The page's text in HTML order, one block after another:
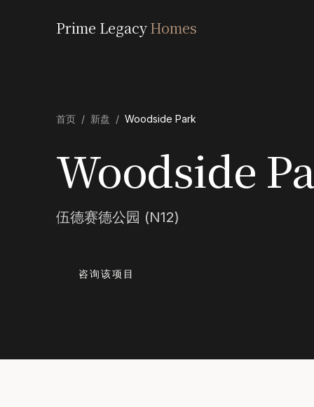
Prime LegacyHomes
首页 / 新盘 / Woodside Park
Woodside
伍德赛德公园 (N12)
咨询该项目